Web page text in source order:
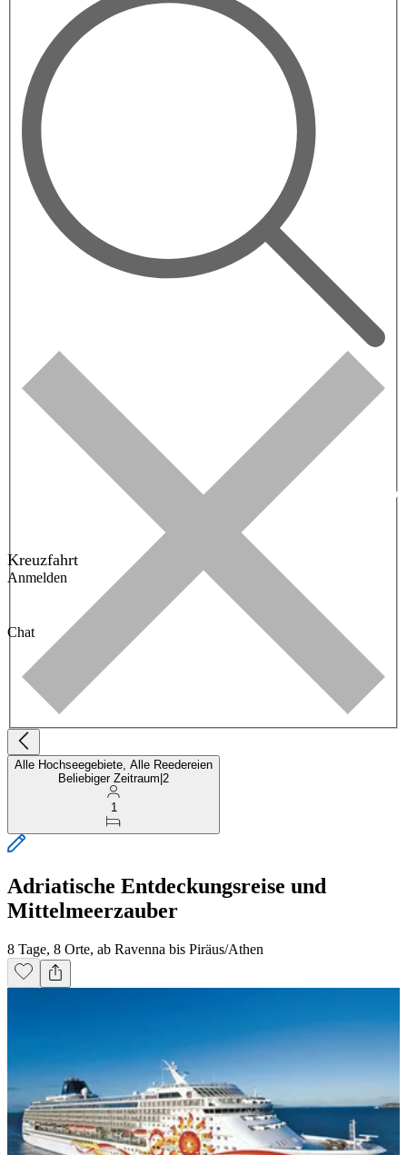
Kreuzfahrt
Anmelden
Chat
Alle Hochseegebiete, Alle Reedereien
Beliebiger Zeitraum 2
1
Adriatische Entdeckungsreise und
Mittelmeerzauber
8 Tage, 8 Orte, ab Ravenna bis Piräus/Athen